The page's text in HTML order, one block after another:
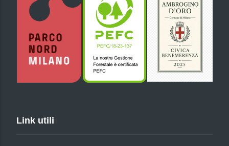
Link utili